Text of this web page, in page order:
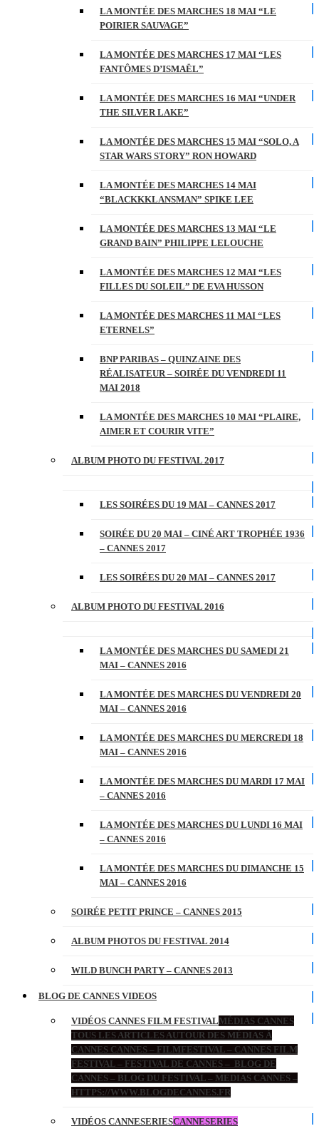
LA MONTÉE DES MARCHES 18 MAI “LE
POIRIER SAUVAGE”
LA MONTÉE DES MARCHES 17 MAI “LES
FANTÔMES D’ISMAËL”
LA MONTÉE DES MARCHES 16 MAI “UNDER
THE SILVER LAKE”
LA MONTÉE DES MARCHES 15 MAI “SOLO, A
STAR WARS STORY” RON HOWARD
LA MONTÉE DES MARCHES 14 MAI
“BLACKKKLANSMAN” SPIKE LEE
LA MONTÉE DES MARCHES 13 MAI “LE
GRAND BAIN” PHILIPPE LELOUCHE
LA MONTÉE DES MARCHES 12 MAI “LES
FILLES DU SOLEIL” DE EVA HUSSON
LA MONTÉE DES MARCHES 11 MAI “LES
ETERNELS”
BNP PARIBAS – QUINZAINE DES
RÉALISATEUR – SOIRÉE DU VENDREDI 11
MAI 2018
LA MONTÉE DES MARCHES 10 MAI “PLAIRE,
AIMER ET COURIR VITE”
ALBUM PHOTO DU FESTIVAL 2017
LES SOIRÉES DU 19 MAI – CANNES 2017
SOIRÉE DU 20 MAI – CINÉ ART TROPHÉE 1936
– CANNES 2017
LES SOIRÉES DU 20 MAI – CANNES 2017
ALBUM PHOTO DU FESTIVAL 2016
LA MONTÉE DES MARCHES DU SAMEDI 21
MAI – CANNES 2016
LA MONTÉE DES MARCHES DU VENDREDI 20
MAI – CANNES 2016
LA MONTÉE DES MARCHES DU MERCREDI 18
MAI – CANNES 2016
LA MONTÉE DES MARCHES DU MARDI 17 MAI
– CANNES 2016
LA MONTÉE DES MARCHES DU LUNDI 16 MAI
– CANNES 2016
LA MONTÉE DES MARCHES DU DIMANCHE 15
MAI – CANNES 2016
SOIRÉE PETIT PRINCE – CANNES 2015
ALBUM PHOTOS DU FESTIVAL 2014
WILD BUNCH PARTY – CANNES 2013
BLOG DE CANNES VIDEOS
VIDÉOS CANNES FILM FESTIVALMÉDIAS CANNES
TOUS LES ARTICLES AUTOUR DES MÉDIAS À
CANNES CANNES – FILMFESTIVAL – CANNES FILM
FESTIVAL – FESTIVAL DE CANNES – BLOG DE
CANNES – BLOG DU FESTIVAL – MEDIAS CANNES –
HTTPS://WWW.BLOGDECANNES.FR
VIDÉOS CANNESERIESCANNESERIES